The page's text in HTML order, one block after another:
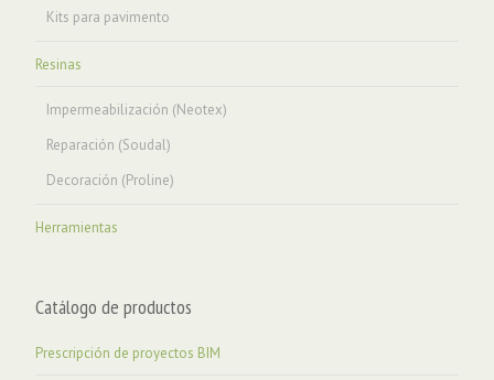
Kits para pavimento
Resinas
Impermeabilización (Neotex)
Reparación (Soudal)
Decoración (Proline)
Herramientas
Catálogo de productos
Prescripción de proyectos BIM